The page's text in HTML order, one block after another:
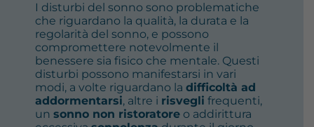
I disturbi del sonno sono problematiche
che riguardano la qualità, la durata e la
regolarità del sonno, e possono
compromettere notevolmente il
benessere sia fisico che mentale. Questi
disturbi possono manifestarsi in vari
modi, a volte riguardano la difficoltà ad
addormentarsi, altre i risvegli frequenti,
un sonno non ristoratore o addirittura